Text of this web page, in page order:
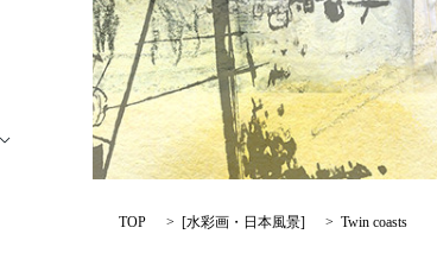
TOP [水彩画・日本風景] Twin coasts